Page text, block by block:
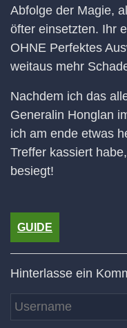
Abfolge der Magie,
öfter einsetzten. Ihr
OHNE Perfektes
weitaus mehr
Nachdem ich das
Generalin Honglan
ich am ende etwas
Treffer kassiert
besiegt!
GUIDE
Hinterlasse ein